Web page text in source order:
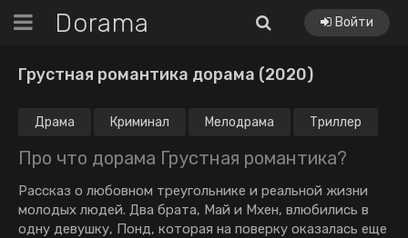
Dorama Войти
Грустная романтика дорама (2020)
Драма Криминал Мелодрама Триллер
Про что дорама Грустная романтика?
Рассказ о любовном треугольнике и реальной жизни
молодых людей. Два брата, Май и Мхен, влюбились в
одну девушку, Понд, которая на поверку оказалась еще